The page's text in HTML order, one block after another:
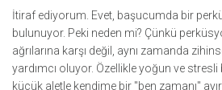
İtiraf ediyorum. Evet, başucumda bir
bulunuyor. Peki neden mi? Çünkü
ağrılarına karşı değil, aynı zamanda
yardımcı oluyor. Özellikle yoğun ve
küçük aletle kendime bir "ben zamanı"